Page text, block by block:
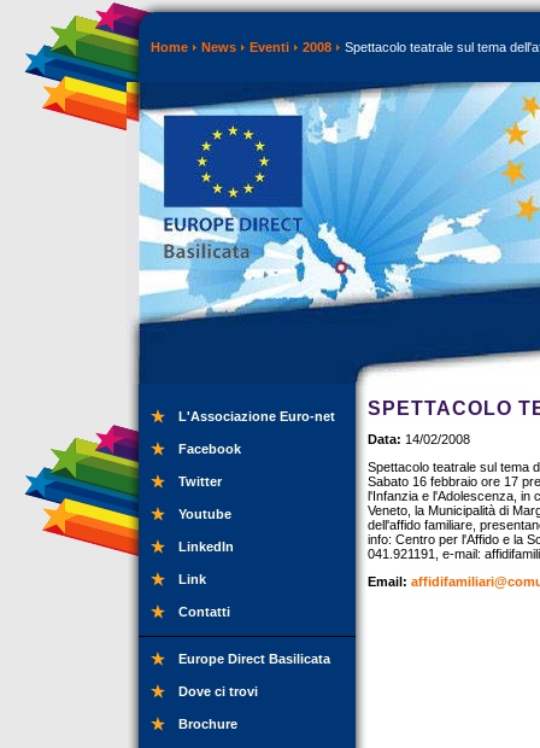
Home News Eventi 2008 Spettacolo teatrale sul tema
L'Associazione Euro-net
Facebook
Twitter
Youtube
LinkedIn
Link
Contatti
Europe Direct Basilicata
Dove ci trovi
Brochure
SPETTACOLO
Data: 14/02/2008
Spettacolo teatrale sul tema
Sabato 16 febbraio ore 17
l'Infanzia e l'Adolescenza, in
Veneto, la Municipalità di
dell'affido familiare,
info: Centro per l'Affido e la
041.921191, e-mail:
Email: